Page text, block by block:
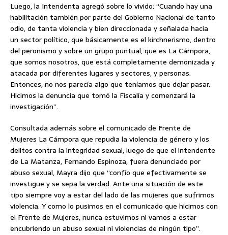
Luego, la Intendenta agregó sobre lo vivido: “Cuando hay una
habilitación también por parte del Gobierno Nacional de tanto
odio, de tanta violencia y bien direccionada y señalada hacia
un sector político, que básicamente es el kirchnerismo, dentro
del peronismo y sobre un grupo puntual, que es La Cámpora,
que somos nosotros, que está completamente demonizada y
atacada por diferentes lugares y sectores, y personas.
Entonces, no nos parecía algo que teníamos que dejar pasar.
Hicimos la denuncia que tomó la Fiscalía y comenzará la
investigación”.
Consultada además sobre el comunicado de Frente de
Mujeres La Cámpora que repudia la violencia de género y los
delitos contra la integridad sexual, luego de que el intendente
de La Matanza, Fernando Espinoza, fuera denunciado por
abuso sexual, Mayra dijo que “confío que efectivamente se
investigue y se sepa la verdad. Ante una situación de este
tipo siempre voy a estar del lado de las mujeres que sufrimos
violencia. Y como lo pusimos en el comunicado que hicimos con
el Frente de Mujeres, nunca estuvimos ni vamos a estar
encubriendo un abuso sexual ni violencias de ningún tipo”.